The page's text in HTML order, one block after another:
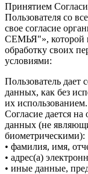
Принятием
Пользователя со
свое согласие
СЕМЬЯ"», которой
обработку своих
условиями:
Пользователь дает
данных, как без
их использованием.
Согласие дается
данных (не
биометрическими):
• фамилия, имя,
• адрес(а)
• иные данные,